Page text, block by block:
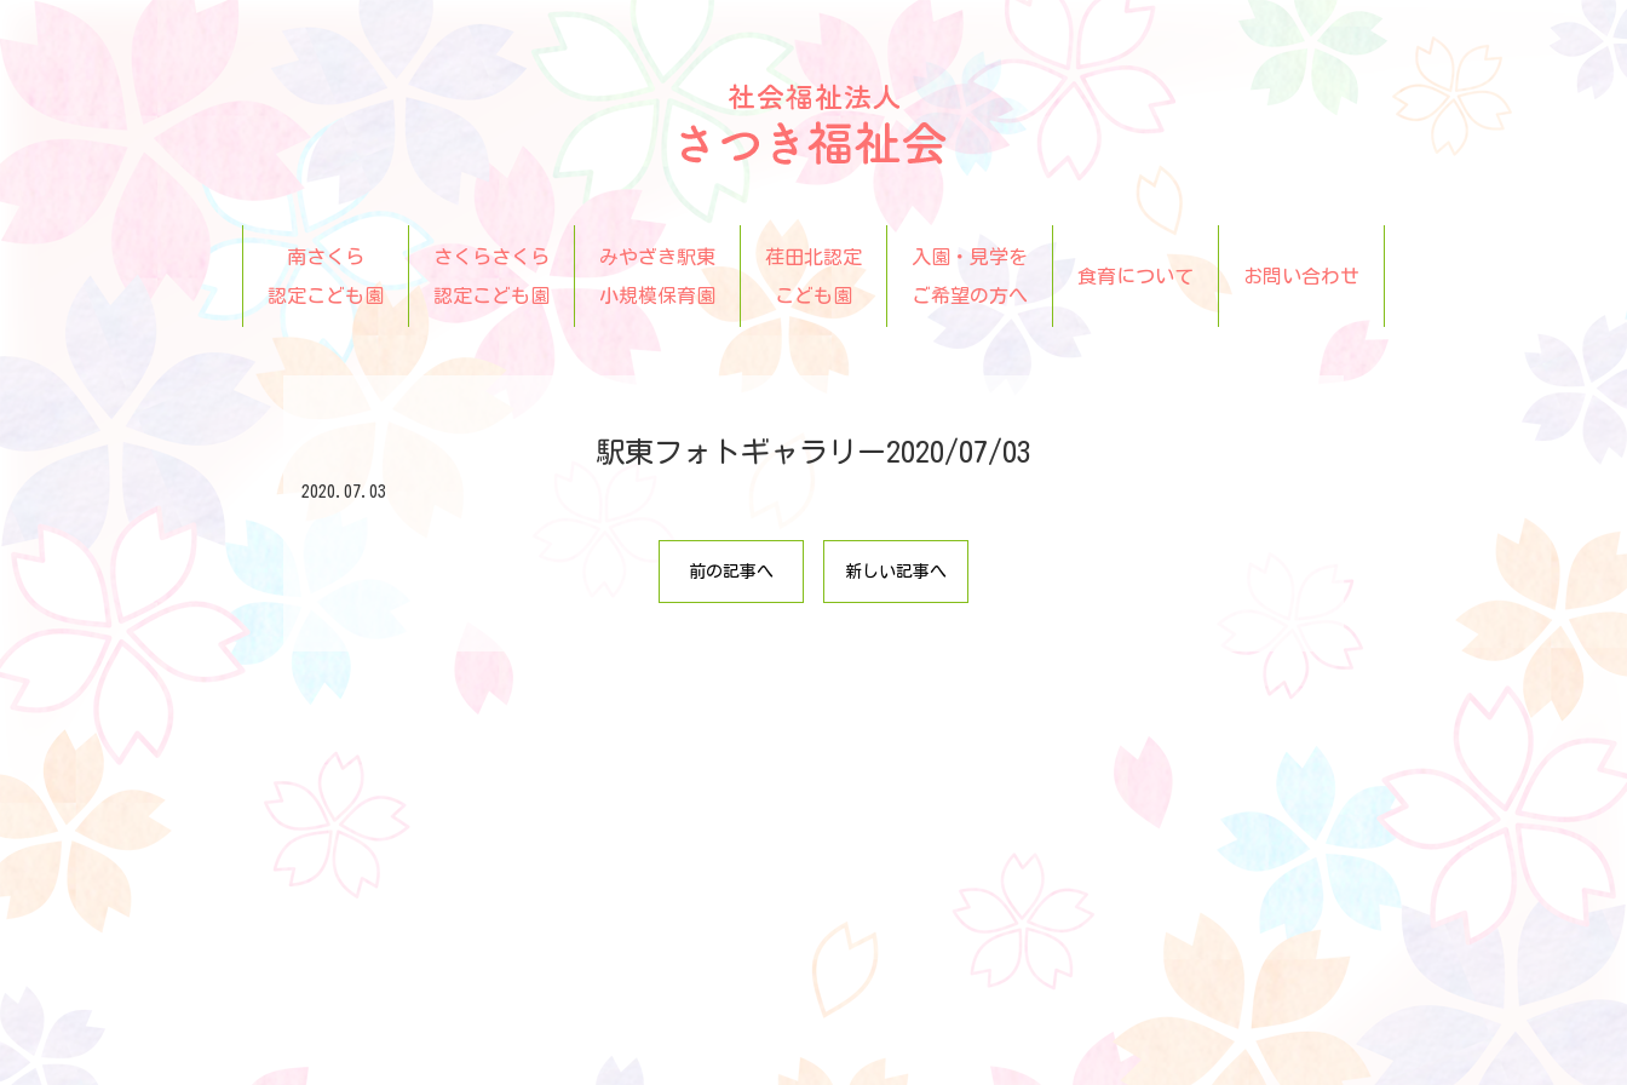
南さくら
認定こども園
さくらさくら
認定こども園
みやざき駅東
小規模保育園
荏田北認定
こども園
入園・見学を
ご希望の方へ
食育について お問い合わせ
駅東フォトギャラリー2020/07/03
2020.07.03
前の記事へ 新しい記事へ